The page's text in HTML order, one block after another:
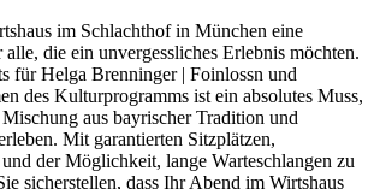
im Schlachthof in München eine
die ein unvergessliches Erlebnis möchten.
für Helga Brenninger | Foinlossn und
des Kulturprogramms ist ein absolutes Muss,
aus bayrischer Tradition und
Mit garantierten Sitzplätzen,
der Möglichkeit, lange Warteschlangen zu
sicherstellen, dass Ihr Abend im Wirtshaus